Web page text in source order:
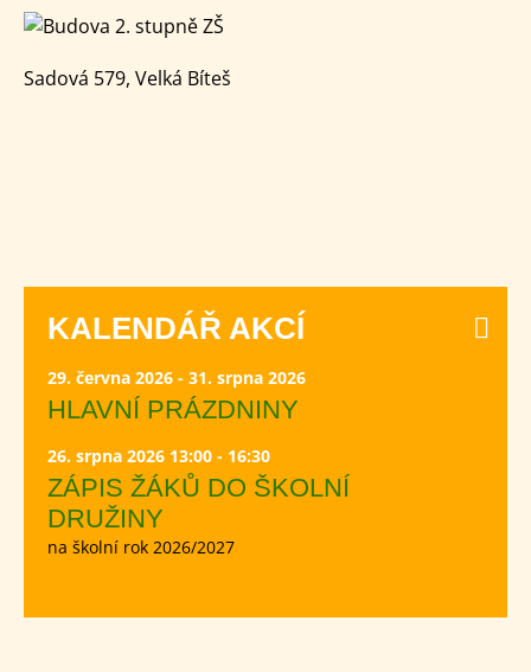
Sadová 579, Velká Bíteš
KALENDÁŘ AKCÍ
29. června 2026 - 31. srpna 2026
HLAVNÍ PRÁZDNINY
26. srpna 2026 13:00 - 16:30
ZÁPIS ŽÁKŮ DO ŠKOLNÍ
DRUŽINY
na školní rok 2026/2027